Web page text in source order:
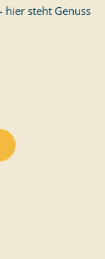
hier steht Genuss